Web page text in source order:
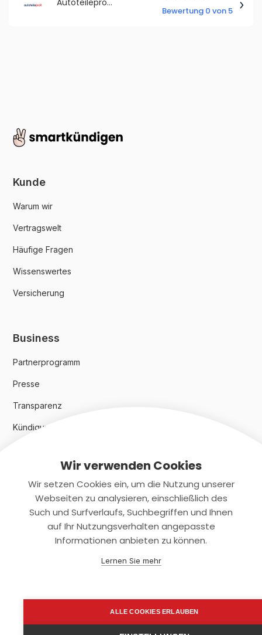
Bewertung 0 von 5
Kunde
Warum wir
Vertragswelt
Häufige Fragen
Wissenswertes
Versicherung
Business
Partnerprogramm
Presse
Transparenz
Kündigungsindex 2024
Rechtliches
Datenschutz
Wir verwenden Cookies
Wir setzen Cookies ein, um die Nutzung unserer
Webseiten zu analysieren, einschließlich des
Such und Surfverlaufs, Suchbegriffen und Ihnen
auf Ihr Nutzungsverhalten angepasste
Informationen anbieten zu können.
Lernen Sie mehr
ALLE COOKIES ERLAUBEN